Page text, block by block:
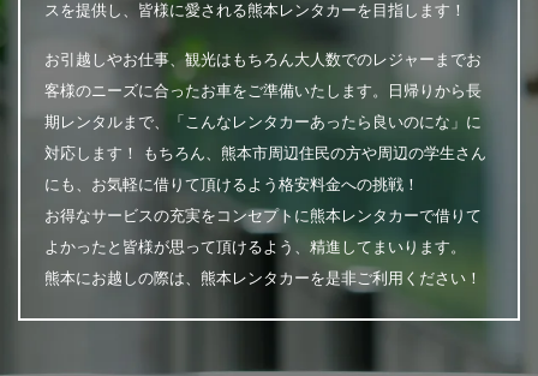
スを提供し、皆様に愛される熊本レンタカーを目指します！
お引越しやお仕事、観光はもちろん大人数でのレジャーまでお
客様のニーズに合ったお車をご準備いたします。日帰りから長
期レンタルまで、「こんなレンタカーあったら良いのにな」に
対応します！ もちろん、熊本市周辺住民の方や周辺の学生さん
にも、お気軽に借りて頂けるよう格安料金への挑戦！
お得なサービスの充実をコンセプトに熊本レンタカーで借りて
よかったと皆様が思って頂けるよう、精進してまいります。
熊本にお越しの際は、熊本レンタカーを是非ご利用ください！